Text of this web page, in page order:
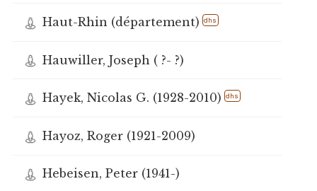
Haut-Rhin (département) dhs
Hauwiller, Joseph ( ?- ?)
Hayek, Nicolas G. (1928-2010) dhs
Hayoz, Roger (1921-2009)
Hebeisen, Peter (1941-)